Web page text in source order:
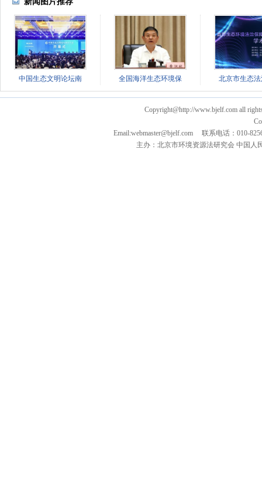
中国生态文明论坛南 全国海洋生态环境保 北京市生态
Copyright@http://www.bjelf.com all
Email:webmaster@bjelf.com 联系电话：010-
主办：北京市环境资源法研究会 中国人